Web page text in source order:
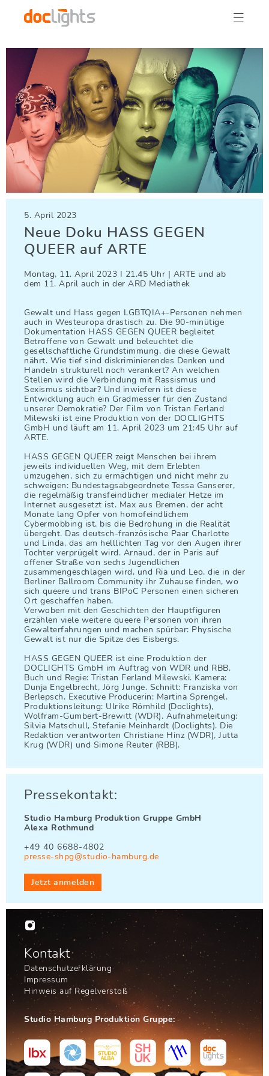

5. April 2023
Neue Doku HASS GEGEN
QUEER auf ARTE
Montag, 11. April 2023 I 21.45 Uhr | ARTE und ab
dem 11. April auch in der ARD Mediathek
Gewalt und Hass gegen LGBTQIA+-Personen nehmen
auch in Westeuropa drastisch zu. Die 90-minütige
Dokumentation HASS GEGEN QUEER begleitet
Betroffene von Gewalt und beleuchtet die
gesellschaftliche Grundstimmung, die diese Gewalt
nährt. Wie tief sind diskriminierendes Denken und
Handeln strukturell noch verankert? An welchen
Stellen wird die Verbindung mit Rassismus und
Sexismus sichtbar? Und inwiefern ist diese
Entwicklung auch ein Gradmesser für den Zustand
unserer Demokratie? Der Film von Tristan Ferland
Milewski ist eine Produktion von der DOCLIGHTS
GmbH und läuft am 11. April 2023 um 21:45 Uhr auf
ARTE.
HASS GEGEN QUEER zeigt Menschen bei ihrem
jeweils individuellen Weg, mit dem Erlebten
umzugehen, sich zu ermächtigen und nicht mehr zu
schweigen: Bundestagsabgeordnete Tessa Ganserer,
die regelmäßig transfeindlicher medialer Hetze im
Internet ausgesetzt ist. Max aus Bremen, der acht
Monate lang Opfer von homofeindlichem
Cybermobbing ist, bis die Bedrohung in die Realität
übergeht. Das deutsch-französische Paar Charlotte
und Linda, das am helllichten Tag vor den Augen ihrer
Tochter verprügelt wird. Arnaud, der in Paris auf
offener Straße von sechs Jugendlichen
zusammengeschlagen wird, und Ria und Leo, die in der
Berliner Ballroom Community ihr Zuhause finden, wo
sich queere und trans BIPoC Personen einen sicheren
Ort geschaffen haben.
Verwoben mit den Geschichten der Hauptfiguren
erzählen viele weitere queere Personen von ihren
Gewalterfahrungen und machen spürbar: Physische
Gewalt ist nur die Spitze des Eisbergs.
HASS GEGEN QUEER ist eine Produktion der
DOCLIGHTS GmbH im Auftrag von WDR und RBB.
Buch und Regie: Tristan Ferland Milewski. Kamera:
Dunja Engelbrecht, Jörg Junge. Schnitt: Franziska von
Berlepsch. Executive Producerin: Martina Sprengel.
Produktionsleitung: Ulrike Römhild (Doclights),
Wolfram-Gumbert-Brewitt (WDR). Aufnahmeleitung:
Silvia Matschull, Stefanie Meinhardt (Doclights). Die
Redaktion verantworten Christiane Hinz (WDR), Jutta
Krug (WDR) und Simone Reuter (RBB).
Pressekontakt:
Studio Hamburg Produktion Gruppe GmbH
Alexa Rothmund
+49 40 6688-4802
presse-shpg@studio-hamburg.de
Jetzt anmelden

Kontakt
Datenschutzerklärung
Impressum
Hinweis auf Regelverstoß
Studio Hamburg Produktion Gruppe: